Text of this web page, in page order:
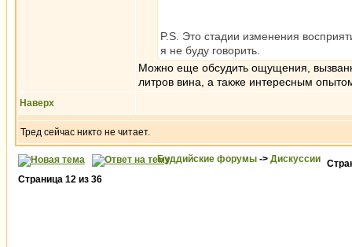
P.S. Это стадии изменения
я не буду говорить.
Можно еще обсудить ощущения,
литров вина, а также интересным
Наверх
Тред сейчас никто не читает.
Буддийские форумы -> Дискуссии
Страница 12 из 36